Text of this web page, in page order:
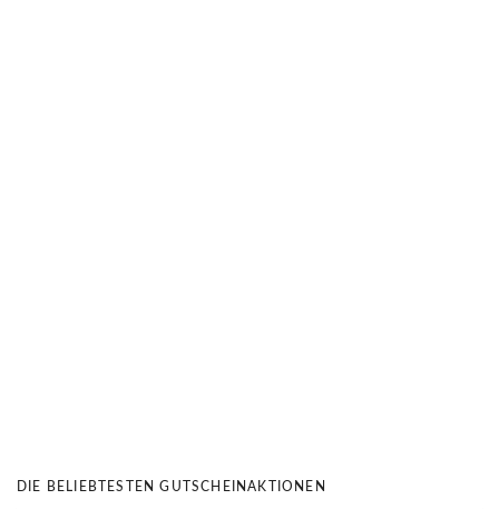
DIE BELIEBTESTEN GUTSCHEINAKTIONEN